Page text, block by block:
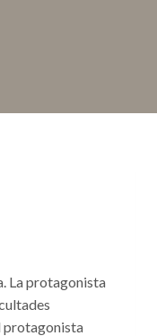
La protagonista
protagonista